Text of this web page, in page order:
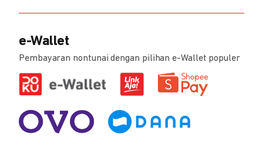
e-Wallet
Pembayaran nontunai dengan pilihan e-Wallet populer